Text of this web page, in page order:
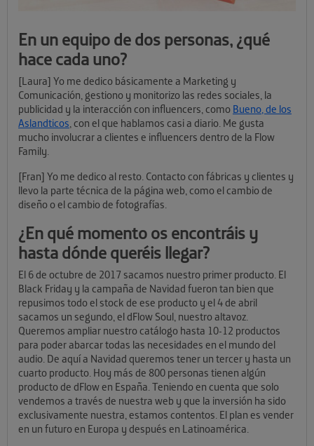
En un equipo de dos personas, ¿qué
hace cada uno?
[Laura] Yo me dedico básicamente a Marketing y
Comunicación, gestiono y monitorizo las redes sociales, la
publicidad y la interacción con influencers, como Bueno, de los
Aslandticos, con el que hablamos casi a diario. Me gusta
mucho involucrar a clientes e influencers dentro de la Flow
Family.
[Fran] Yo me dedico al resto. Contacto con fábricas y clientes y
llevo la parte técnica de la página web, como el cambio de
diseño o el cambio de fotografías.
¿En qué momento os encontráis y
hasta dónde queréis llegar?
El 6 de octubre de 2017 sacamos nuestro primer producto. El
Black Friday y la campaña de Navidad fueron tan bien que
repusimos todo el stock de ese producto y el 4 de abril
sacamos un segundo, el dFlow Soul, nuestro altavoz.
Queremos ampliar nuestro catálogo hasta 10-12 productos
para poder abarcar todas las necesidades en el mundo del
audio. De aquí a Navidad queremos tener un tercer y hasta un
cuarto producto. Hoy más de 800 personas tienen algún
producto de dFlow en España. Teniendo en cuenta que solo
vendemos a través de nuestra web y que la inversión ha sido
exclusivamente nuestra, estamos contentos. El plan es vender
en un futuro en Europa y después en Latinoamérica.